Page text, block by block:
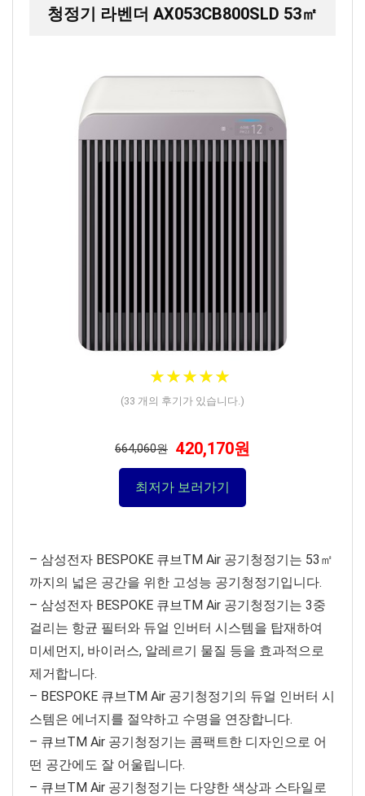
청정기 라벤더 AX053CB800SLD 53㎡
★★★★★
★★★★★
(33 개의 후기가 있습니다.)
664,060원 420,170원
최저가 보러가기
– 삼성전자 BESPOKE 큐브TM Air 공기청정기는 53㎡
까지의 넓은 공간을 위한 고성능 공기청정기입니다.
– 삼성전자 BESPOKE 큐브TM Air 공기청정기는 3중
걸리는 항균 필터와 듀얼 인버터 시스템을 탑재하여
미세먼지, 바이러스, 알레르기 물질 등을 효과적으로
제거합니다.
– BESPOKE 큐브TM Air 공기청정기의 듀얼 인버터 시
스템은 에너지를 절약하고 수명을 연장합니다.
– 큐브TM Air 공기청정기는 콤팩트한 디자인으로 어
떤 공간에도 잘 어울립니다.
– 큐브TM Air 공기청정기는 다양한 색상과 스타일로